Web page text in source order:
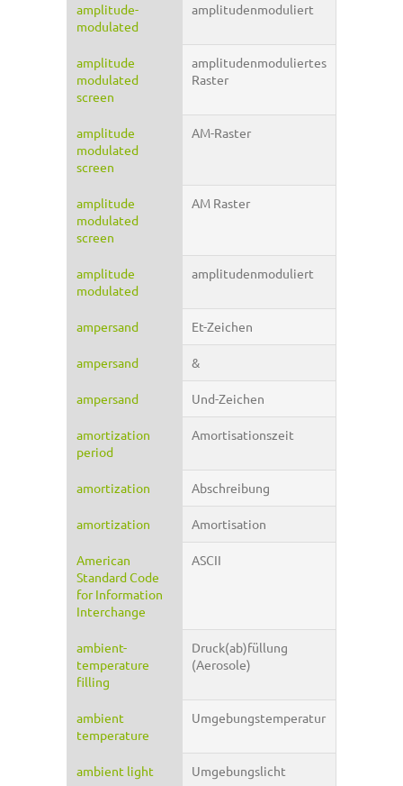
amplitude-
modulated
amplitudenmoduliert
amplitude
modulated
screen
amplitudenmoduliertes
Raster
amplitude
modulated
screen
AM-Raster
amplitude
modulated
screen
AM Raster
amplitude
modulated
amplitudenmoduliert
ampersand Et-Zeichen
ampersand &
ampersand Und-Zeichen
amortization
period
Amortisationszeit
amortization Abschreibung
amortization Amortisation
American
Standard Code
for Information
Interchange
ASCII
ambient-
temperature
filling
Druck(ab)füllung
(Aerosole)
ambient
temperature
Umgebungstemperatur
ambient light Umgebungslicht